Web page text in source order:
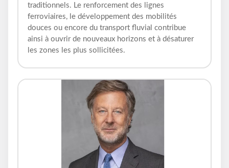
traditionnels. Le renforcement des lignes
ferroviaires, le développement des mobilités
douces ou encore du transport fluvial contribue
ainsi à ouvrir de nouveaux horizons et à désaturer
les zones les plus sollicitées.